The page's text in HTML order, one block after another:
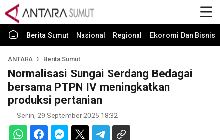
Berita Sumut Nasional Regional Ekonomi Dan Bisnis
ANTARA Berita Sumut
Normalisasi Sungai Serdang Bedagai
bersama PTPN IV meningkatkan
produksi pertanian
Senin, 29 September 2025 18:32